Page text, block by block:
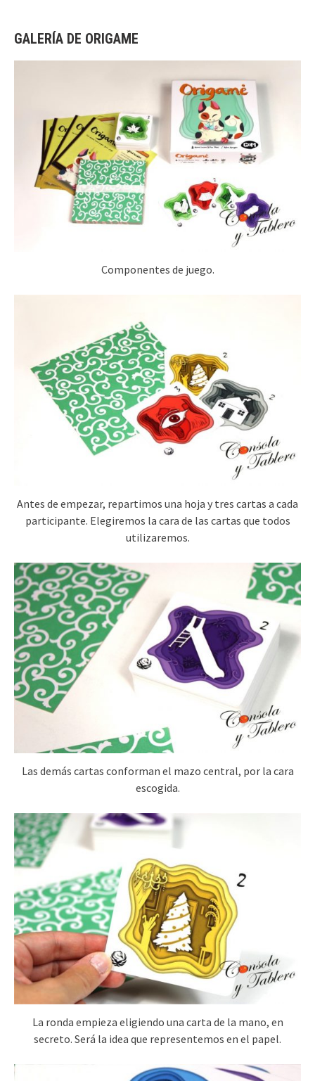
GALERÍA DE ORIGAME
Componentes de juego.
Antes de empezar, repartimos una hoja y tres cartas a cada
participante. Elegiremos la cara de las cartas que todos
utilizaremos.
Las demás cartas conforman el mazo central, por la cara
escogida.
La ronda empieza eligiendo una carta de la mano, en
secreto. Será la idea que representemos en el papel.